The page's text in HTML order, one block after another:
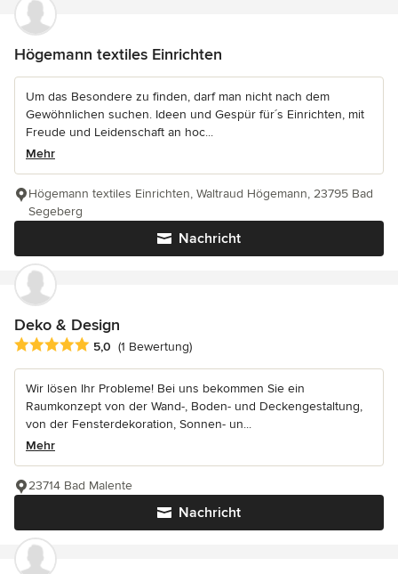
Högemann textiles Einrichten
Um das Besondere zu finden, darf man nicht nach dem
Gewöhnlichen suchen. Ideen und Gespür für´s Einrichten, mit
Freude und Leidenschaft an hoc...
Mehr
Nachricht
Högemann textiles Einrichten, Waltraud Högemann, 23795 Bad
Segeberg
Deko & Design
Durchschnittliche Bewertung: 5 von 5 Sternen
5,0 (1 Bewertung)
Wir lösen Ihr Probleme! Bei uns bekommen Sie ein
Raumkonzept von der Wand-, Boden- und Deckengestaltung,
von der Fensterdekoration, Sonnen- un...
Mehr
Nachricht
23714 Bad Malente